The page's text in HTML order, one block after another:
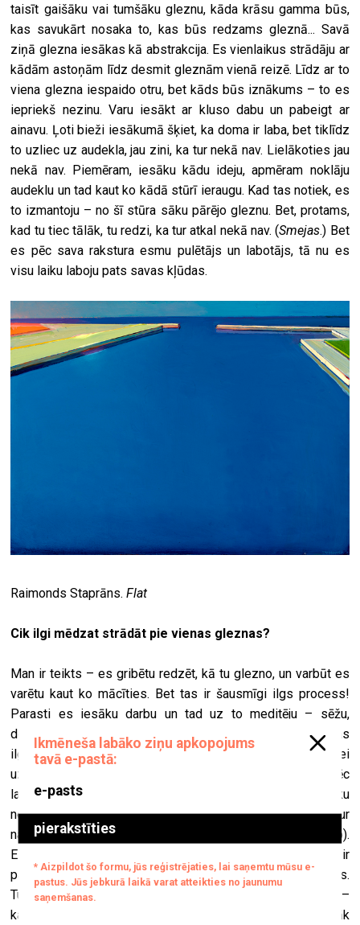
taisīt gaišāku vai tumšāku gleznu, kāda krāsu gamma būs,
kas savukārt nosaka to, kas būs redzams gleznā... Savā
ziņā glezna iesākas kā abstrakcija. Es vienlaikus strādāju ar
kādām astoņām līdz desmit gleznām vienā reizē. Līdz ar to
viena glezna iespaido otru, bet kāds būs iznākums – to es
iepriekš nezinu. Varu iesākt ar kluso dabu un pabeigt ar
ainavu. Ļoti bieži iesākumā šķiet, ka doma ir laba, bet tiklīdz
to uzliec uz audekla, jau zini, ka tur nekā nav. Lielākoties jau
nekā nav. Piemēram, iesāku kādu ideju, apmēram noklāju
audeklu un tad kaut ko kādā stūrī ieraugu. Kad tas notiek, es
to izmantoju – no šī stūra sāku pārējo gleznu. Bet, protams,
kad tu tiec tālāk, tu redzi, ka tur atkal nekā nav. (Smejas.) Bet
es pēc sava rakstura esmu pulētājs un labotājs, tā nu es
visu laiku laboju pats savas kļūdas.
Raimonds Staprāns.Flat
Cik ilgi mēdzat strādāt pie vienas gleznas?
Man ir teikts – es gribētu redzēt, kā tu glezno, un varbūt es
varētu kaut ko mācīties. Bet tas ir šausmīgi ilgs process!
Parasti es iesāku darbu un tad uz to meditēju – sēžu,
domāju, skatos un mēģinu iejusties procesā. Dažkārt tas
ilgst vairākus gadus. Piemēram, esmu gleznas jau pa pusei
uzgleznojis, man tās nepatīk un es tās nolieku malā. Pēc
laika izvelku gleznas ārā un gleznoju tālāk. Atkal nolieku
nost. Mums ir trīs stāvu māja (kā jau Sanfrancisko – tā kā tur
nav daudz zemes, mājas ir ļoti šauras un stiepjas augšup).
Es gleznoju pirmajā stāvā un tad, kad man šķiet, ka glezna ir
pabeigta, es to uznesu augšā un piekaru istabā pie sienas.
Turpinu vērot. Tās var būt dienas, nedēļas, un parasti ir tā –
kad liekas, ka tur ir kaut kas ļoti labs un ģeniāls, pēkšņi sāk